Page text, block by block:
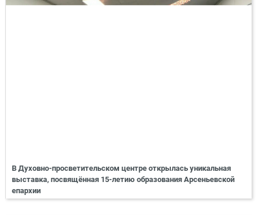
В Духовно-просветительском центре открылась уникальная
выставка, посвящённая 15-летию образования Арсеньевской
епархии